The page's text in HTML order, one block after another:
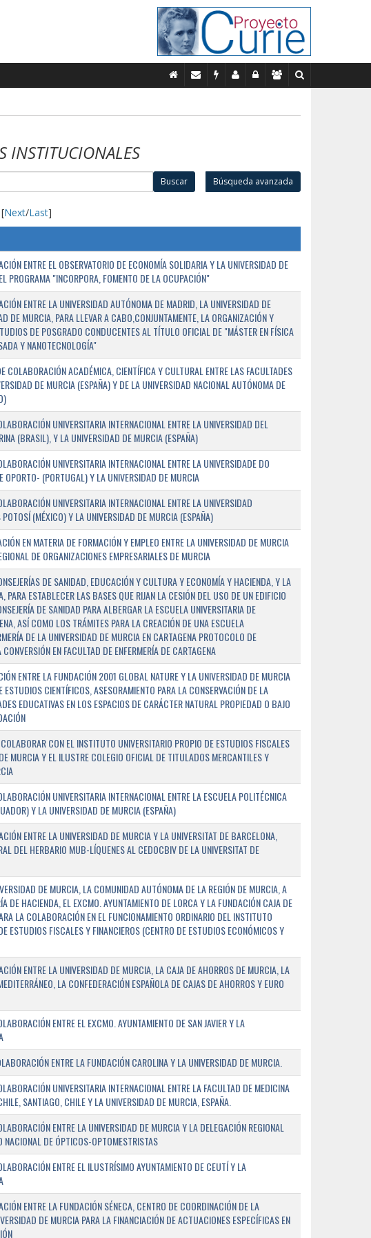
INSTITUCIONALES
Buscar Búsqueda avanzada
[Next/Last]
ENTRE EL OBSERVATORIO DE ECONOMÍA SOLIDARIA Y LA UNIVERSIDAD DE
PROGRAMA "INCORPORA, FOMENTO DE LA OCUPACIÓN"
ENTRE LA UNIVERSIDAD AUTÓNOMA DE MADRID, LA UNIVERSIDAD DE
DE MURCIA, PARA LLEVAR A CABO,CONJUNTAMENTE, LA ORGANIZACIÓN Y
DE POSGRADO CONDUCENTES AL TÍTULO OFICIAL DE "MÁSTER EN FÍSICA
Y NANOTECNOLOGÍA"
COLABORACIÓN ACADÉMICA, CIENTÍFICA Y CULTURAL ENTRE LAS FACULTADES
DE MURCIA (ESPAÑA) Y DE LA UNIVERSIDAD NACIONAL AUTÓNOMA DE
UNIVERSITARIA INTERNACIONAL ENTRE LA UNIVERSIDAD DEL
(BRASIL), Y LA UNIVERSIDAD DE MURCIA (ESPAÑA)
UNIVERSITARIA INTERNACIONAL ENTRE LA UNIVERSIDADE DO
OPORTO- (PORTUGAL) Y LA UNIVERSIDAD DE MURCIA
UNIVERSITARIA INTERNACIONAL ENTRE LA UNIVERSIDAD
(MÉXICO) Y LA UNIVERSIDAD DE MURCIA (ESPAÑA)
EN MATERIA DE FORMACIÓN Y EMPLEO ENTRE LA UNIVERSIDAD DE MURCIA
DE ORGANIZACIONES EMPRESARIALES DE MURCIA
DE SANIDAD, EDUCACIÓN Y CULTURA Y ECONOMÍA Y HACIENDA, Y LA
PARA ESTABLECER LAS BASES QUE RIJAN LA CESIÓN DEL USO DE UN EDIFICIO
DE SANIDAD PARA ALBERGAR LA ESCUELA UNIVERSITARIA DE
ASÍ COMO LOS TRÁMITES PARA LA CREACIÓN DE UNA ESCUELA
DE LA UNIVERSIDAD DE MURCIA EN CARTAGENA PROTOCOLO DE
EN FACULTAD DE ENFERMERÍA DE CARTAGENA
ENTRE LA FUNDACIÓN 2001 GLOBAL NATURE Y LA UNIVERSIDAD DE MURCIA
ESTUDIOS CIENTÍFICOS, ASESORAMIENTO PARA LA CONSERVACIÓN DE LA
EDUCATIVAS EN LOS ESPACIOS DE CARÁCTER NATURAL PROPIEDAD O BAJO
CON EL INSTITUTO UNIVERSITARIO PROPIO DE ESTUDIOS FISCALES
MURCIA Y EL ILUSTRE COLEGIO OFICIAL DE TITULADOS MERCANTILES Y
UNIVERSITARIA INTERNACIONAL ENTRE LA ESCUELA POLITÉCNICA
Y LA UNIVERSIDAD DE MURCIA (ESPAÑA)
ENTRE LA UNIVERSIDAD DE MURCIA Y LA UNIVERSITAT DE BARCELONA,
DEL HERBARIO MUB-LÍQUENES AL CEDOCBIV DE LA UNIVERSITAT DE
DE MURCIA, LA COMUNIDAD AUTÓNOMA DE LA REGIÓN DE MURCIA, A
DE HACIENDA, EL EXCMO. AYUNTAMIENTO DE LORCA Y LA FUNDACIÓN CAJA DE
LA COLABORACIÓN EN EL FUNCIONAMIENTO ORDINARIO DEL INSTITUTO
ESTUDIOS FISCALES Y FINANCIEROS (CENTRO DE ESTUDIOS ECONÓMICOS Y
ENTRE LA UNIVERSIDAD DE MURCIA, LA CAJA DE AHORROS DE MURCIA, LA
LA CONFEDERACIÓN ESPAÑOLA DE CAJAS DE AHORROS Y EURO
ENTRE EL EXCMO. AYUNTAMIENTO DE SAN JAVIER Y LA
ENTRE LA FUNDACIÓN CAROLINA Y LA UNIVERSIDAD DE MURCIA.
UNIVERSITARIA INTERNACIONAL ENTRE LA FACULTAD DE MEDICINA
SANTIAGO, CHILE Y LA UNIVERSIDAD DE MURCIA, ESPAÑA.
ENTRE LA UNIVERSIDAD DE MURCIA Y LA DELEGACIÓN REGIONAL
NACIONAL DE ÓPTICOS-OPTOMESTRISTAS
ENTRE EL ILUSTRÍSIMO AYUNTAMIENTO DE CEUTÍ Y LA
ENTRE LA FUNDACIÓN SÉNECA, CENTRO DE COORDINACIÓN DE LA
DE MURCIA PARA LA FINANCIACIÓN DE ACTUACIONES ESPECÍFICAS EN